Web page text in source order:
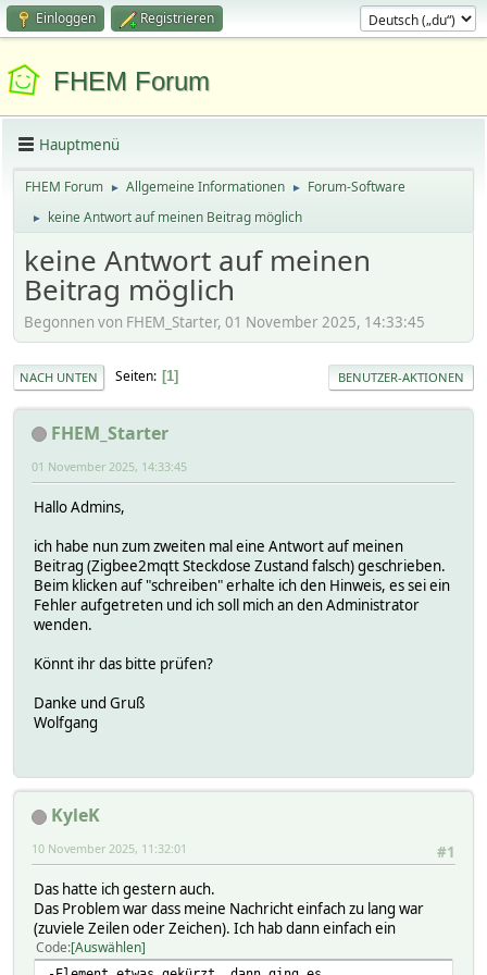
Einloggen Registrieren
FHEM Forum
Hauptmenü
FHEM Forum ► Allgemeine Informationen ► Forum-Software
► keine Antwort auf meinen Beitrag möglich
keine Antwort auf meinen
Beitrag möglich
Begonnen von FHEM_Starter, 01 November 2025, 14:33:45
NACH UNTEN Seiten 1 BENUTZER-AKTIONEN
FHEM_Starter
01 November 2025, 14:33:45
Hallo Admins,
ich habe nun zum zweiten mal eine Antwort auf meinen
Beitrag (Zigbee2mqtt Steckdose Zustand falsch) geschrieben.
Beim klicken auf "schreiben" erhalte ich den Hinweis, es sei ein
Fehler aufgetreten und ich soll mich an den Administrator
wenden.
Könnt ihr das bitte prüfen?
Danke und Gruß
Wolfgang
KyleK
#1
10 November 2025, 11:32:01
Das hatte ich gestern auch.
Das Problem war dass meine Nachricht einfach zu lang war
(zuviele Zeilen oder Zeichen). Ich hab dann einfach ein
Code Auswählen